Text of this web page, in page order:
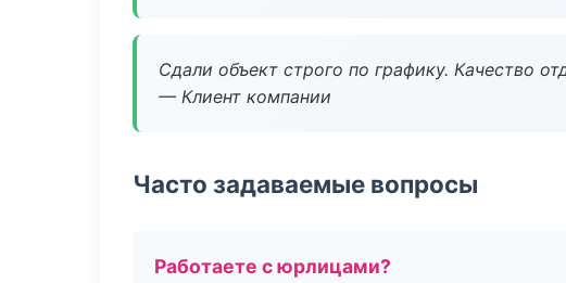
Сдали объект строго по графику. Качество
— Клиент компании
Часто задаваемые вопросы
Работаете с юрлицами?